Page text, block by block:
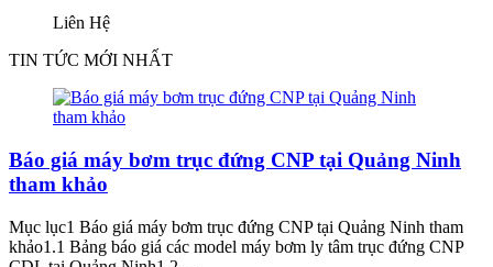
Liên Hệ
TIN TỨC MỚI NHẤT
Báo giá máy bơm trục đứng CNP tại Quảng Ninh
tham khảo
Mục lục1 Báo giá máy bơm trục đứng CNP tại Quảng Ninh tham
khảo1.1 Bảng báo giá các model máy bơm ly tâm trục đứng CNP